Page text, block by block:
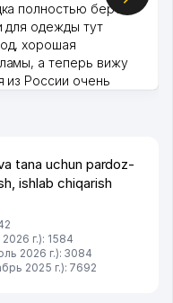
полностью берет
для одежды тут
хорошая
а теперь вижу
из России очень
tana uchun pardoz-
ishlab chiqarish
г.): 1584
2026 г.): 3084
2025 г.): 7692